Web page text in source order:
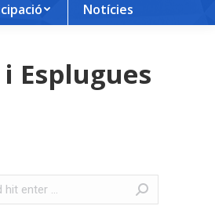
Notícies
Esplugues